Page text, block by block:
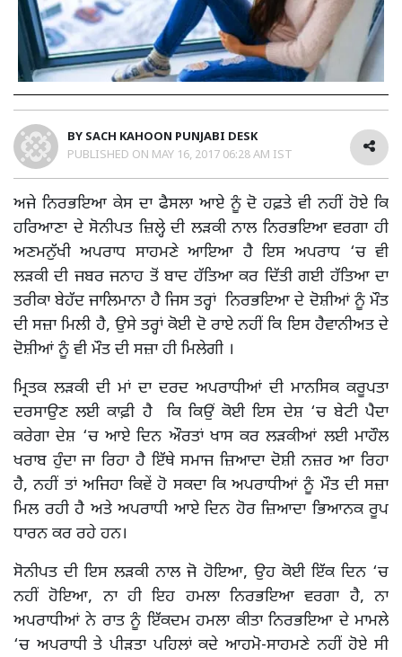
BY SACH KAHOON PUNJABI DESK
PUBLISHED ON MAY 16, 2017 06:28 AM IST
ਅਜੇ ਨਿਰਭਇਆ ਕੇਸ ਦਾ ਫੈਸਲਾ ਆਏ ਨੂੰ ਦੋ ਹਫ਼ਤੇ ਵੀ ਨਹੀਂ ਹੋਏ ਕਿ
ਹਰਿਆਣਾ ਦੇ ਸੋਨੀਪਤ ਜ਼ਿਲ੍ਹੇ ਦੀ ਲੜਕੀ ਨਾਲ ਨਿਰਭਇਆ ਵਰਗਾ ਹੀ
ਅਣਮਨੁੱਖੀ ਅਪਰਾਧ ਸਾਹਮਣੇ ਆਇਆ ਹੈ ਇਸ ਅਪਰਾਧ ‘ਚ ਵੀ
ਲੜਕੀ ਦੀ ਜਬਰ ਜਨਾਹ ਤੋਂ ਬਾਦ ਹੱਤਿਆ ਕਰ ਦਿੱਤੀ ਗਈ ਹੱਤਿਆ ਦਾ
ਤਰੀਕਾ ਬੇਹੱਦ ਜਾਲਿਮਾਨਾ ਹੈ ਜਿਸ ਤਰ੍ਹਾਂ ਨਿਰਭਇਆ ਦੇ ਦੋਸ਼ੀਆਂ ਨੂੰ ਮੌਤ
ਦੀ ਸਜ਼ਾ ਮਿਲੀ ਹੈ, ਉਸੇ ਤਰ੍ਹਾਂ ਕੋਈ ਦੋ ਰਾਏ ਨਹੀਂ ਕਿ ਇਸ ਹੈਵਾਨੀਅਤ ਦੇ
ਦੋਸ਼ੀਆਂ ਨੂੰ ਵੀ ਮੌਤ ਦੀ ਸਜ਼ਾ ਹੀ ਮਿਲੇਗੀ ।
ਮ੍ਰਿਤਕ ਲੜਕੀ ਦੀ ਮਾਂ ਦਾ ਦਰਦ ਅਪਰਾਧੀਆਂ ਦੀ ਮਾਨਸਿਕ ਕਰੂਪਤਾ
ਦਰਸਾਉਣ ਲਈ ਕਾਫ਼ੀ ਹੈ ਕਿ ਕਿਉਂ ਕੋਈ ਇਸ ਦੇਸ਼ ‘ਚ ਬੇਟੀ ਪੈਦਾ
ਕਰੇਗਾ ਦੇਸ਼ ‘ਚ ਆਏ ਦਿਨ ਔਰਤਾਂ ਖਾਸ ਕਰ ਲੜਕੀਆਂ ਲਈ ਮਾਹੌਲ
ਖਰਾਬ ਹੁੰਦਾ ਜਾ ਰਿਹਾ ਹੈ ਇੱਥੇ ਸਮਾਜ ਜ਼ਿਆਦਾ ਦੋਸ਼ੀ ਨਜ਼ਰ ਆ ਰਿਹਾ
ਹੈ, ਨਹੀਂ ਤਾਂ ਅਜਿਹਾ ਕਿਵੇਂ ਹੋ ਸਕਦਾ ਕਿ ਅਪਰਾਧੀਆਂ ਨੂੰ ਮੌਤ ਦੀ ਸਜ਼ਾ
ਮਿਲ ਰਹੀ ਹੈ ਅਤੇ ਅਪਰਾਧੀ ਆਏ ਦਿਨ ਹੋਰ ਜ਼ਿਆਦਾ ਭਿਆਨਕ ਰੂਪ
ਧਾਰਨ ਕਰ ਰਹੇ ਹਨ।
ਸੋਨੀਪਤ ਦੀ ਇਸ ਲੜਕੀ ਨਾਲ ਜੋ ਹੋਇਆ, ਉਹ ਕੋਈ ਇੱਕ ਦਿਨ ‘ਚ
ਨਹੀਂ ਹੋਇਆ, ਨਾ ਹੀ ਇਹ ਹਮਲਾ ਨਿਰਭਇਆ ਵਰਗਾ ਹੈ, ਨਾ
ਅਪਰਾਧੀਆਂ ਨੇ ਰਾਤ ਨੂੰ ਇੱਕਦਮ ਹਮਲਾ ਕੀਤਾ ਨਿਰਭਇਆ ਦੇ ਮਾਮਲੇ
‘ਚ ਅਪਰਾਧੀ ਤੇ ਪੀੜਤਾ ਪਹਿਲਾਂ ਕਦੇ ਆਹਮੋ-ਸਾਹਮਣੇ ਨਹੀਂ ਹੋਏ ਸੀ